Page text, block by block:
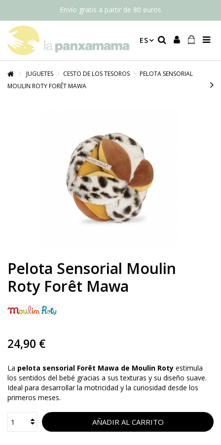
Envío gratis a partir de 80 euros
ES
JUGUETES CESTO DE LOS TESOROS
PELOTA SENSORIAL
MOULIN ROTY FORÊT MAWA
Pelota Sensorial Moulin
Roty Forêt Mawa
24,90 €
La pelota sensorial Forêt Mawa de Moulin Roty estimula
los sentidos del bebé gracias a sus texturas y su diseño suave.
Ideal para desarrollar la motricidad y la curiosidad desde los
primeros meses.
AÑADIR AL CARRITO